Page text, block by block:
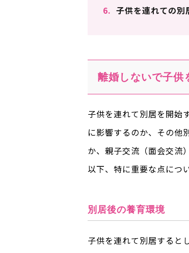
6. 子供を連れての別
離婚しないで子供
子供を連れて別居を開始
に影響するのか、その他
か、親子交流（面会交流
以下、特に重要な点につ
別居後の養育環境
子供を連れて別居すると